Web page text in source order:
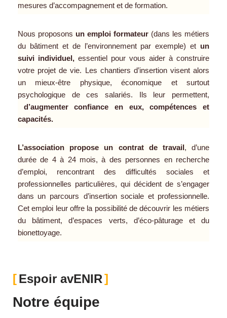
mesures d’accompagnement et de formation.
Nous proposons un emploi formateur (dans les métiers
du bâtiment et de l’environnement par exemple) et un
suivi individuel, essentiel pour vous aider à construire
votre projet de vie. Les chantiers d’insertion visent alors
un mieux-être physique, économique et surtout
psychologique de ces salariés. Ils leur permettent,
d’augmenter confiance en eux, compétences et
capacités.
L’association propose un contrat de travail, d’une
durée de 4 à 24 mois, à des personnes en recherche
d’emploi, rencontrant des difficultés sociales et
professionnelles particulières, qui décident de s’engager
dans un parcours d’insertion sociale et professionnelle.
Cet emploi leur offre la possibilité de découvrir les métiers
du bâtiment, d’espaces verts, d’éco-pâturage et du
bionettoyage.
Espoir avENIR
Notre équipe